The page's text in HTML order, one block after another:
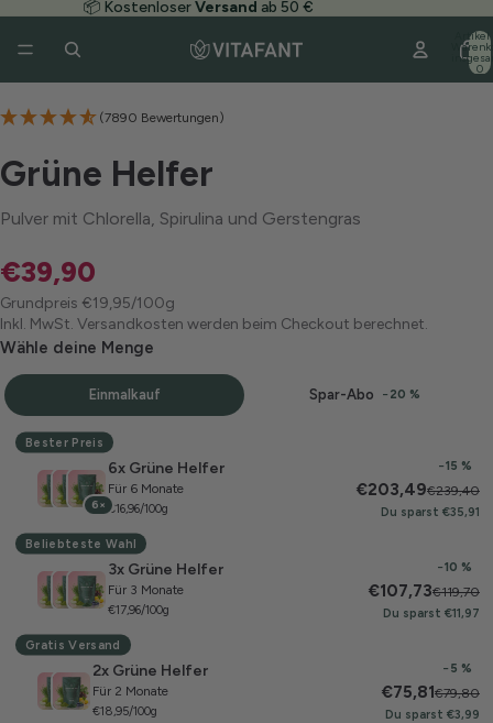
📦 KostenloserVersand ab 50 €
Artikel
0
(7890 Bewertungen)
Grüne Helfer
Pulver mit Chlorella, Spirulina und Gerstengras
€39,90
Grundpreis €19,95/100g
Inkl. MwSt. Versandkosten werden beim Checkout berechnet.
Wähle deine Menge
Einmalkauf Spar-Abo −20 %
Menge wählen
Bester Preis
6×
6x Grüne Helfer
Für 6 Monate
€16,96/100g
−15 %
€203,49€239,40
Du sparst €35,91
Beliebteste Wahl
3x Grüne Helfer
Für 3 Monate
€17,96/100g
−10 %
€107,73€119,70
Du sparst €11,97
Gratis Versand
2x Grüne Helfer
Für 2 Monate
€18,95/100g
−5 %
€75,81€79,80
Du sparst €3,99